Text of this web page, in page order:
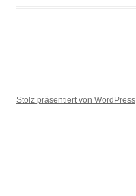
Stolz präsentiert von WordPress